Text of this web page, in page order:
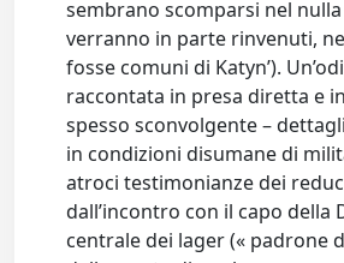
sembrano scomparsi nel nulla
verranno in parte rinvenuti,
fosse comuni di Katyn’).
raccontata in presa diretta e
spesso sconvolgente –
in condizioni disumane di
atroci testimonianze dei
dall’incontro con il capo della
centrale dei lager (« padrone